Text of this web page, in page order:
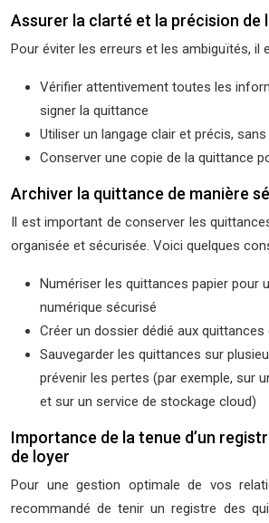
Assurer la clarté et la précision de
Pour éviter les erreurs et les ambiguïtés, il
Vérifier attentivement toutes les
signer la quittance
Utiliser un langage clair et précis,
Conserver une copie de la quittance
Archiver la quittance de manière
Il est important de conserver les
organisée et sécurisée. Voici quelques
Numériser les quittances papier pour
numérique sécurisé
Créer un dossier dédié aux quittances
Sauvegarder les quittances sur
prévenir les pertes (par exemple, sur
et sur un service de stockage cloud)
Importance de la tenue d’un
de loyer
Pour une gestion optimale de vos
recommandé de tenir un registre des